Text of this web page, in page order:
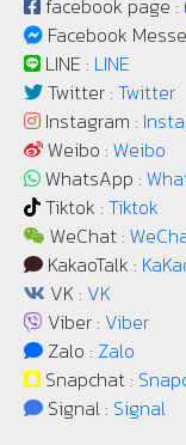
facebook page :
Facebook
LINE : LINE
Twitter : Twitter
Instagram :
Weibo : Weibo
WhatsApp :
Tiktok : Tiktok
WeChat :
KakaoTalk :
VK : VK
Viber : Viber
Zalo : Zalo
Snapchat :
Signal : Signal